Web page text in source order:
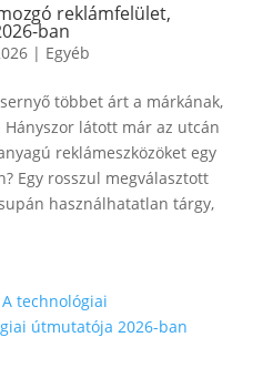
reklámfelület,
ban
| Egyéb
többet árt a márkának,
látott már az utcán
reklámeszközöket egy
Egy rosszul megválasztott
használhatatlan tárgy,